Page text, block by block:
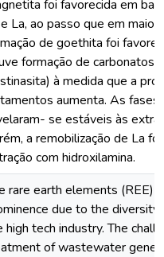
foi favorecida em
La, ao passo que em
de goethita foi
formação de carbonatos
à medida que a
aumenta. As fases
se estáveis às
a remobilização de La
com hidroxilamina.
rare earth elements (REE)
due to the diversity
high tech industry. The
of wastewater